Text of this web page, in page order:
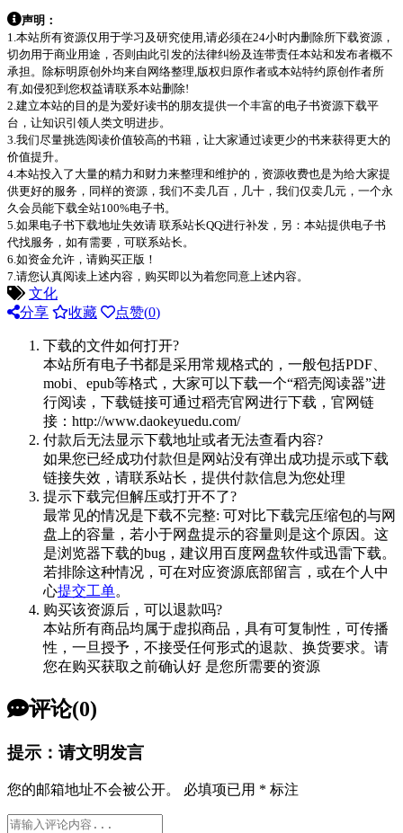
声明：
1.本站所有资源仅用于学习及研究使用,请必须在24小时内删除所下载资源，
切勿用于商业用途，否则由此引发的法律纠纷及连带责任本站和发布者概不
承担。除标明原创外均来自网络整理,版权归原作者或本站特约原创作者所
有,如侵犯到您权益请联系本站删除!
2.建立本站的目的是为爱好读书的朋友提供一个丰富的电子书资源下载平
台，让知识引领人类文明进步。
3.我们尽量挑选阅读价值较高的书籍，让大家通过读更少的书来获得更大的
价值提升。
4.本站投入了大量的精力和财力来整理和维护的，资源收费也是为给大家提
供更好的服务，同样的资源，我们不卖几百，几十，我们仅卖几元，一个永
久会员能下载全站100%电子书。
5.如果电子书下载地址失效请 联系站长QQ进行补发，另：本站提供电子书
代找服务，如有需要，可联系站长。
6.如资金允许，请购买正版！
7.请您认真阅读上述内容，购买即以为着您同意上述内容。
文化
分享
收藏 点赞(0)
下载的文件如何打开?
本站所有电子书都是采用常规格式的，一般包括PDF、
mobi、epub等格式，大家可以下载一个“稻壳阅读器”进
行阅读，下载链接可通过稻壳官网进行下载，官网链
接：http://www.daokeyuedu.com/
付款后无法显示下载地址或者无法查看内容?
如果您已经成功付款但是网站没有弹出成功提示或下载
链接失效，请联系站长，提供付款信息为您处理
提示下载完但解压或打开不了?
最常见的情况是下载不完整: 可对比下载完压缩包的与网
盘上的容量，若小于网盘提示的容量则是这个原因。这
是浏览器下载的bug，建议用百度网盘软件或迅雷下载。
若排除这种情况，可在对应资源底部留言，或在个人中
心提交工单。
购买该资源后，可以退款吗?
本站所有商品均属于虚拟商品，具有可复制性，可传播
性，一旦授予，不接受任何形式的退款、换货要求。请
您在购买获取之前确认好 是您所需要的资源
评论(0)
提示：请文明发言
您的邮箱地址不会被公开。 必填项已用 * 标注